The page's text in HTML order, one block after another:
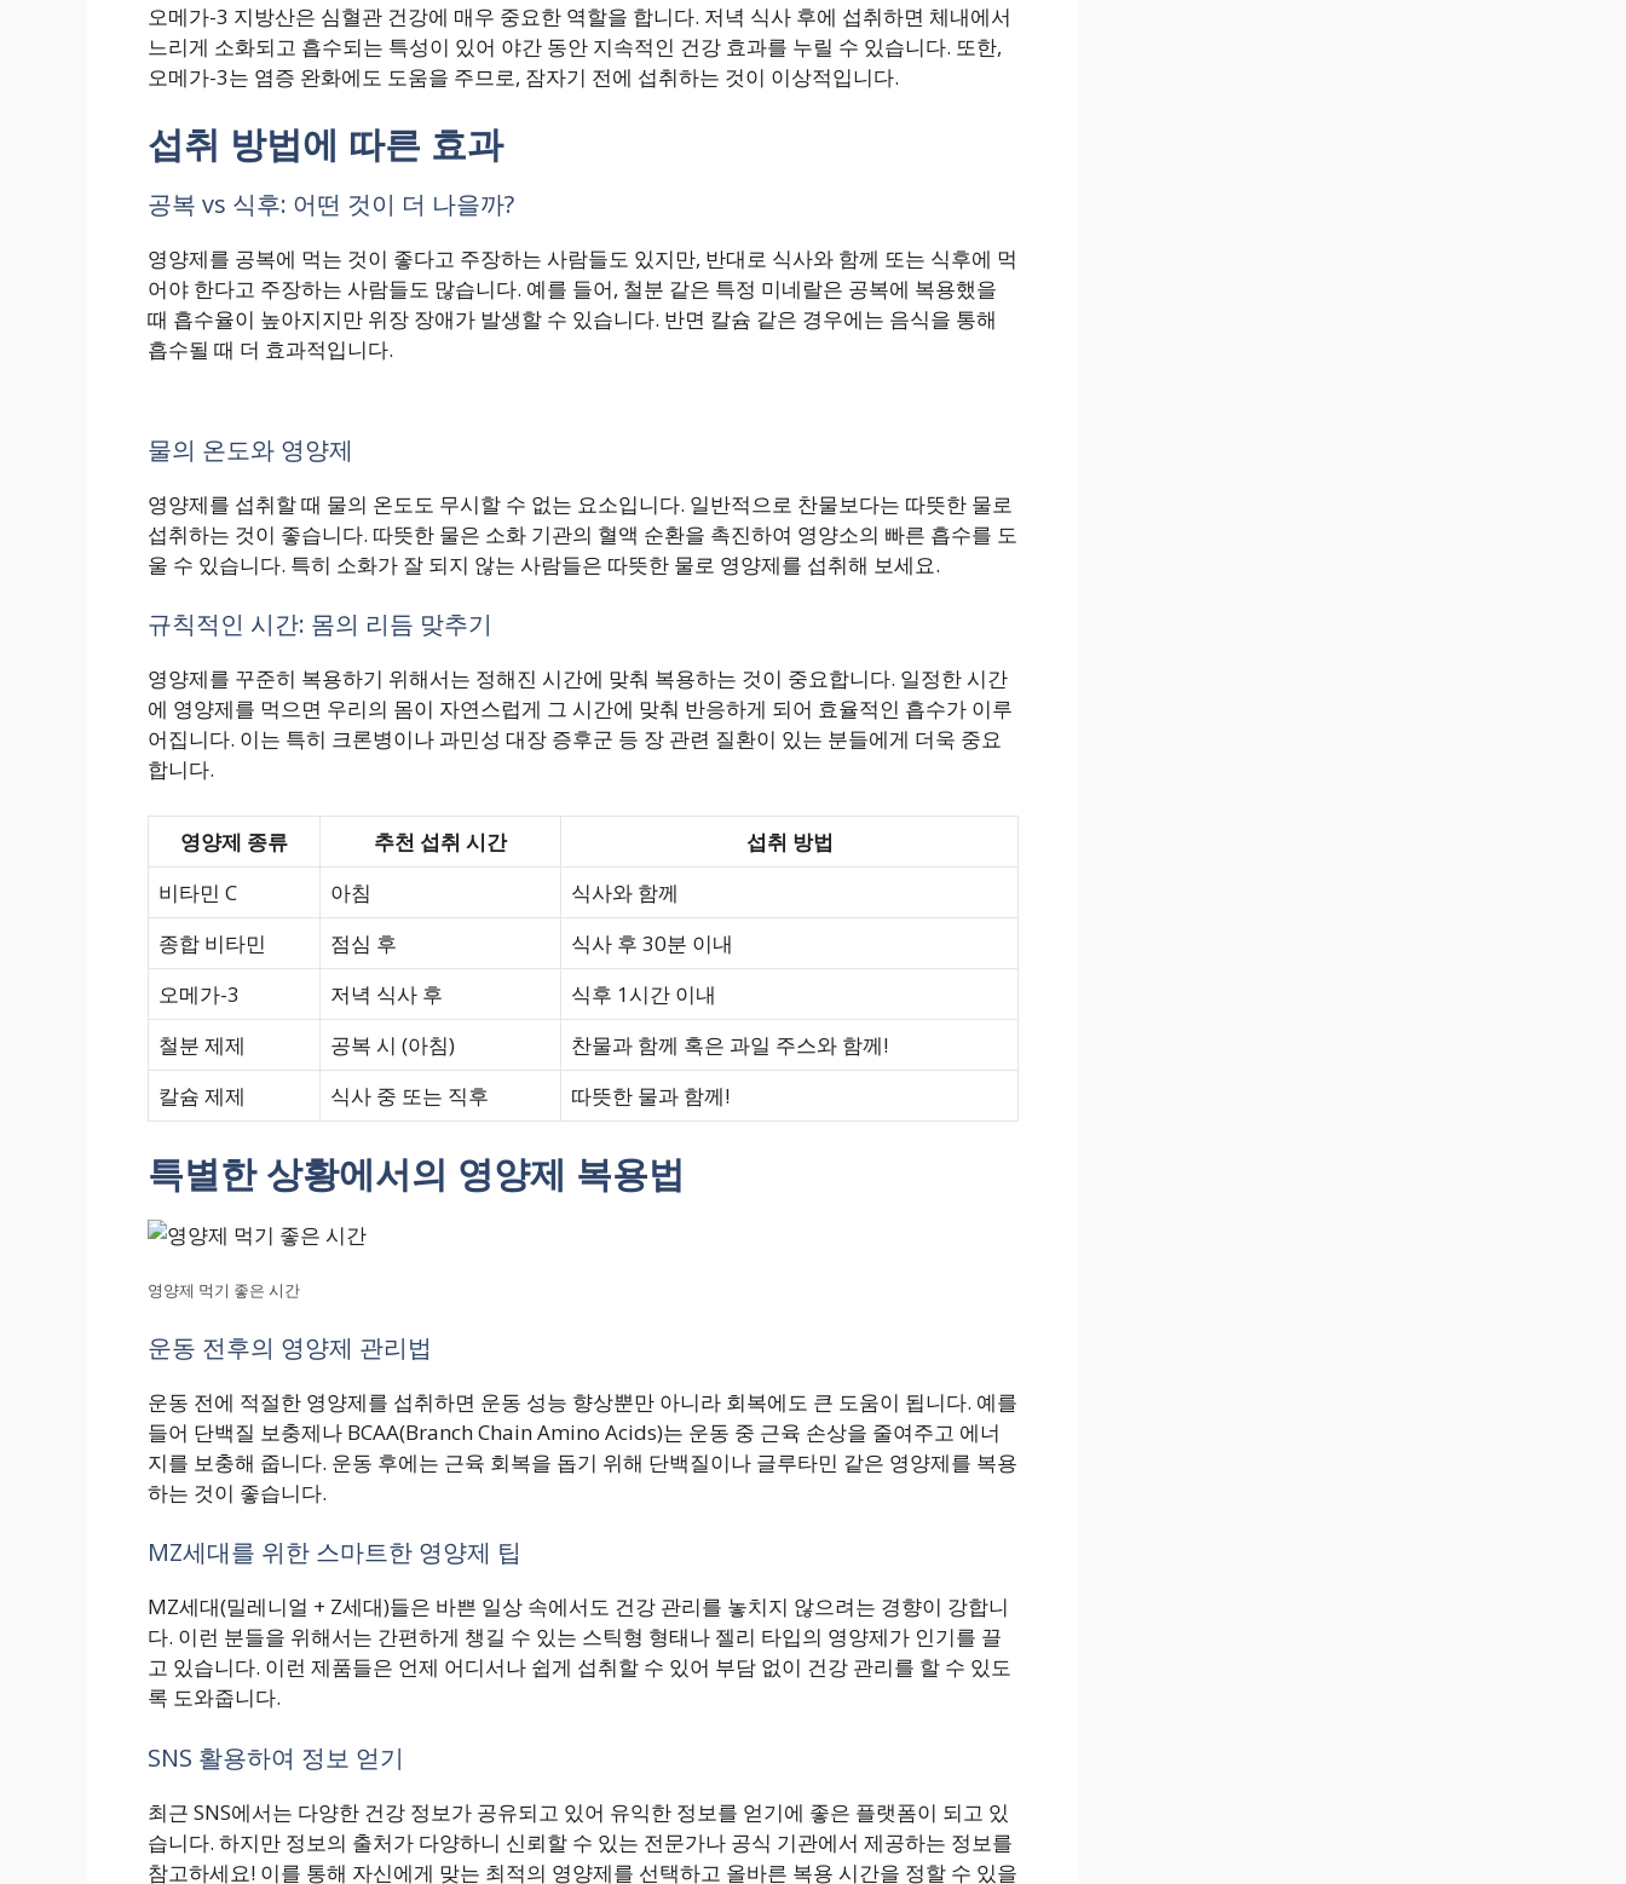
오메가-3 지방산은 심혈관 건강에 매우 중요한 역할을 합니다. 저녁 식사 후에 섭취하면 체내에서
느리게 소화되고 흡수되는 특성이 있어 야간 동안 지속적인 건강 효과를 누릴 수 있습니다. 또한,
오메가-3는 염증 완화에도 도움을 주므로, 잠자기 전에 섭취하는 것이 이상적입니다.
섭취 방법에 따른 효과
공복 vs 식후: 어떤 것이 더 나을까?
영양제를 공복에 먹는 것이 좋다고 주장하는 사람들도 있지만, 반대로 식사와 함께 또는 식후에 먹
어야 한다고 주장하는 사람들도 많습니다. 예를 들어, 철분 같은 특정 미네랄은 공복에 복용했을
때 흡수율이 높아지지만 위장 장애가 발생할 수 있습니다. 반면 칼슘 같은 경우에는 음식을 통해
흡수될 때 더 효과적입니다.
물의 온도와 영양제
영양제를 섭취할 때 물의 온도도 무시할 수 없는 요소입니다. 일반적으로 찬물보다는 따뜻한 물로
섭취하는 것이 좋습니다. 따뜻한 물은 소화 기관의 혈액 순환을 촉진하여 영양소의 빠른 흡수를 도
울 수 있습니다. 특히 소화가 잘 되지 않는 사람들은 따뜻한 물로 영양제를 섭취해 보세요.
규칙적인 시간: 몸의 리듬 맞추기
영양제를 꾸준히 복용하기 위해서는 정해진 시간에 맞춰 복용하는 것이 중요합니다. 일정한 시간
에 영양제를 먹으면 우리의 몸이 자연스럽게 그 시간에 맞춰 반응하게 되어 효율적인 흡수가 이루
어집니다. 이는 특히 크론병이나 과민성 대장 증후군 등 장 관련 질환이 있는 분들에게 더욱 중요
합니다.
영양제 종류 추천 섭취 시간
섭취 방법
비타민 C
아침
식사와 함께
종합 비타민
점심 후
식사 후 30분 이내
오메가-3
저녁 식사 후
식후 1시간 이내
철분 제제
공복 시 (아침)
찬물과 함께 혹은 과일 주스와 함께!
칼슘 제제
식사 중 또는 직후 따뜻한 물과 함께!
특별한 상황에서의 영양제 복용법
영양제 먹기 좋은 시간
운동 전후의 영양제 관리법
운동 전에 적절한 영양제를 섭취하면 운동 성능 향상뿐만 아니라 회복에도 큰 도움이 됩니다. 예를
들어 단백질 보충제나 BCAA(Branch Chain Amino Acids)는 운동 중 근육 손상을 줄여주고 에너
지를 보충해 줍니다. 운동 후에는 근육 회복을 돕기 위해 단백질이나 글루타민 같은 영양제를 복용
하는 것이 좋습니다.
MZ세대를 위한 스마트한 영양제 팁
MZ세대(밀레니얼 + Z세대)들은 바쁜 일상 속에서도 건강 관리를 놓치지 않으려는 경향이 강합니
다. 이런 분들을 위해서는 간편하게 챙길 수 있는 스틱형 형태나 젤리 타입의 영양제가 인기를 끌
고 있습니다. 이런 제품들은 언제 어디서나 쉽게 섭취할 수 있어 부담 없이 건강 관리를 할 수 있도
록 도와줍니다.
SNS 활용하여 정보 얻기
최근 SNS에서는 다양한 건강 정보가 공유되고 있어 유익한 정보를 얻기에 좋은 플랫폼이 되고 있
습니다. 하지만 정보의 출처가 다양하니 신뢰할 수 있는 전문가나 공식 기관에서 제공하는 정보를
참고하세요! 이를 통해 자신에게 맞는 최적의 영양제를 선택하고 올바른 복용 시간을 정할 수 있을